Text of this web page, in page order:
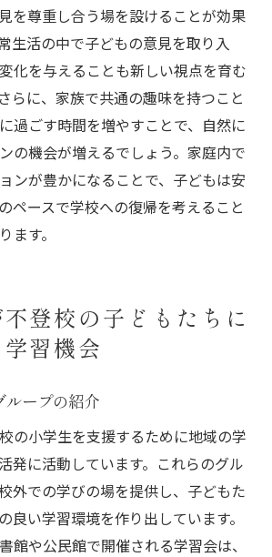
を尊重し合う場を設けることが効果
生活の中で子どもの意見を取り入
化を与えることも新しい視点を育む
らに、家族で共通の趣味を持つこと
過ごす時間を増やすことで、自然に
の機会が増えるでしょう。家庭内で
ンが豊かになることで、子どもは安
ペースで学校への復帰を考えること
ます。
登校の子どもたちに
習機会
ループの紹介
の小学生を支援するために地域の学
発に活動しています。これらのグル
外での学びの場を提供し、子どもた
良い学習環境を作り出しています。
館や公民館で開催される学習会は、